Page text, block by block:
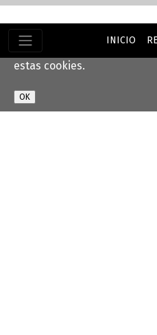
Este sitio web utiliza
estas cookies.
INICIO